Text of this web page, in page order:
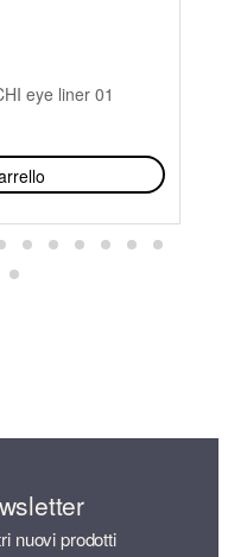
eye liner 01
nuovi prodotti